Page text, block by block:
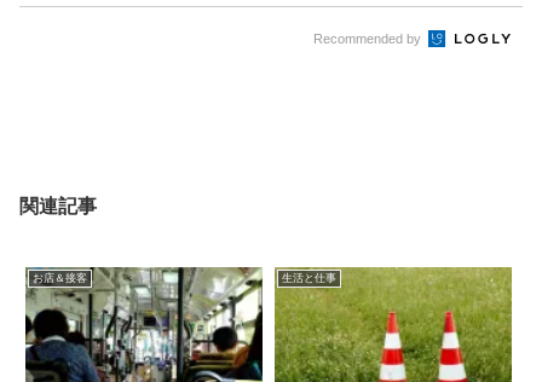
Recommended by
関連記事
お店＆接客 生活と仕事